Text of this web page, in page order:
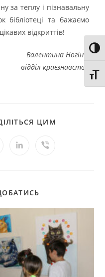
за теплу і пізнавальну
бібліотеці та бажаємо
відкриттів!
Валентина Ногіна,
відділ краєзнавства
ЦИМ